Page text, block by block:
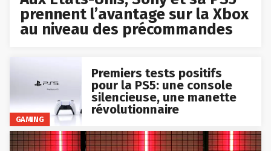
prennent l’avantage sur la Xbox
au niveau des précommandes
GAMING
Premiers tests positifs
pour la PS5: une console
silencieuse, une manette
révolutionnaire